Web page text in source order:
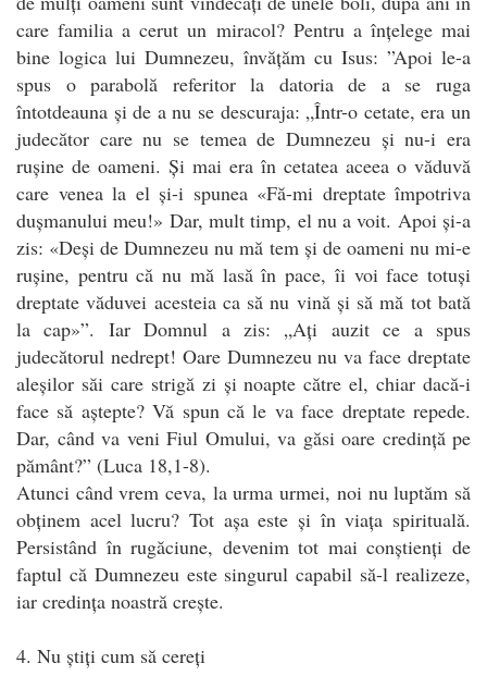
care familia a cerut un miracol? Pentru a înțelege mai
bine logica lui Dumnezeu, învățăm cu Isus: ”Apoi le-a
spus o parabolă referitor la datoria de a se ruga
întotdeauna și de a nu se descuraja: „Într-o cetate, era un
judecător care nu se temea de Dumnezeu și nu-i era
rușine de oameni. Și mai era în cetatea aceea o văduvă
care venea la el și-i spunea «Fă-mi dreptate împotriva
dușmanului meu!» Dar, mult timp, el nu a voit. Apoi și-a
zis: «Deși de Dumnezeu nu mă tem și de oameni nu mi-e
rușine, pentru că nu mă lasă în pace, îi voi face totuși
dreptate văduvei acesteia ca să nu vină și să mă tot bată
la cap»”. Iar Domnul a zis: „Ați auzit ce a spus
judecătorul nedrept! Oare Dumnezeu nu va face dreptate
aleșilor săi care strigă zi și noapte către el, chiar dacă-i
face să aștepte? Vă spun că le va face dreptate repede.
Dar, când va veni Fiul Omului, va găsi oare credință pe
pământ?” (Luca 18,1-8).
Atunci când vrem ceva, la urma urmei, noi nu luptăm să
obținem acel lucru? Tot așa este și în viața spirituală.
Persistând în rugăciune, devenim tot mai conștienți de
faptul că Dumnezeu este singurul capabil să-l realizeze,
iar credința noastră crește.
4. Nu știți cum să cereți